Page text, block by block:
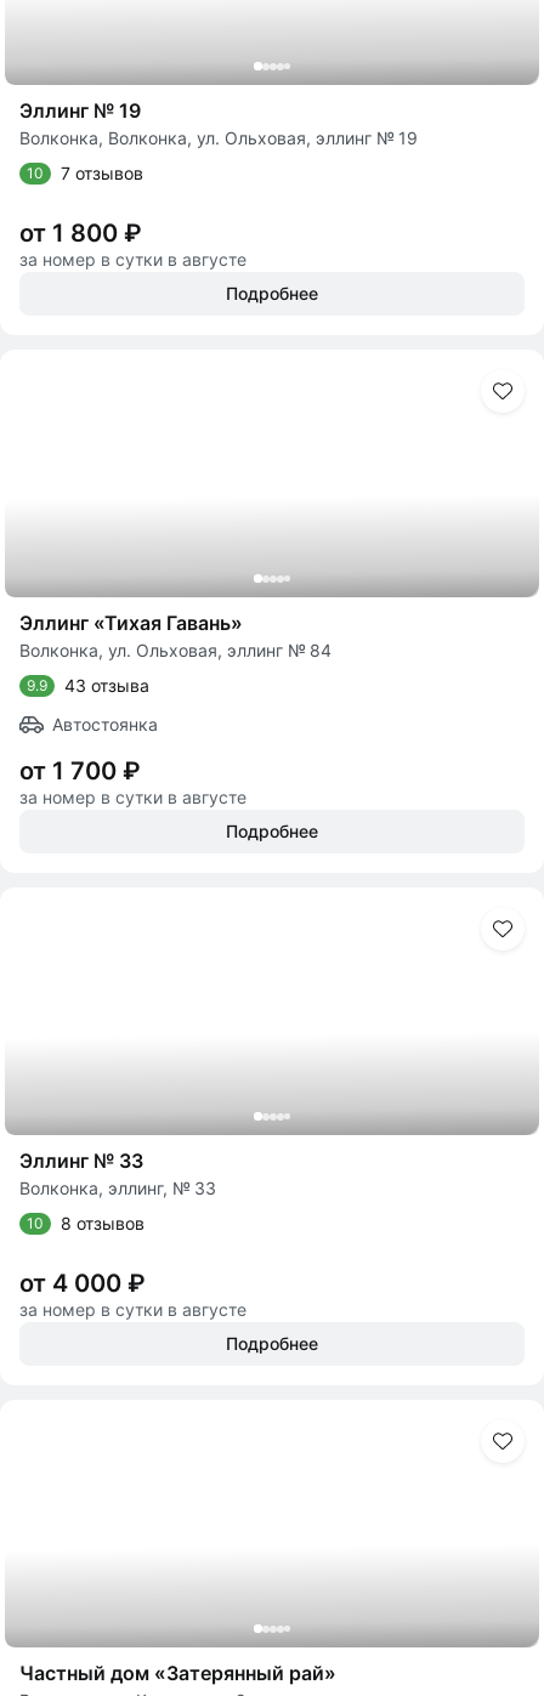
Эллинг № 19
Волконка, Волконка, ул. Ольховая, эллинг № 19
10 7 отзывов
от 1 800 ₽
за номер в сутки в августе
Подробнее
Эллинг «Тихая Гавань»
Волконка, ул. Ольховая, эллинг № 84
9.9
43 отзыва
Автостоянка
от 1 700 ₽
за номер в сутки в августе
Подробнее
Эллинг № 33
Волконка, эллинг, № 33
10 8 отзывов
от 4 000 ₽
за номер в сутки в августе
Подробнее
Частный дом «Затерянный рай»